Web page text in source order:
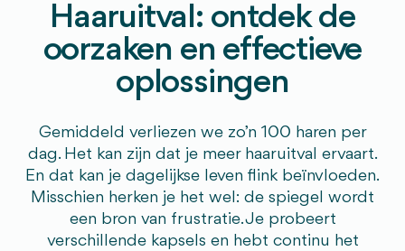
Haaruitval: ontdek de
oorzaken en effectieve
oplossingen
Gemiddeld verliezen we zo’n 100 haren per
dag. Het kan zijn dat je meer haaruitval ervaart.
En dat kan je dagelijkse leven flink beïnvloeden.
Misschien herken je het wel: de spiegel wordt
een bron van frustratie. Je probeert
verschillende kapsels en hebt continu het
Hoe kun je haaruitval behandelen?
Kun je haaruitval voorkomen?
Wanneer moet je een arts raadplegen?